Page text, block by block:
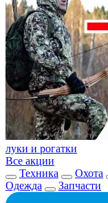
луки и рогатки
Все акции
Техника
Охота
Одежда
Запчасти